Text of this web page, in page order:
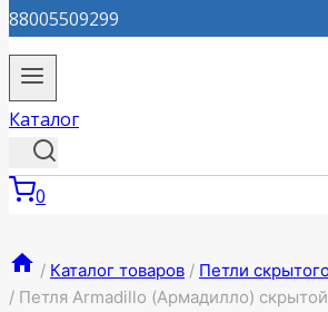
88005509299
Каталог
0
/ Каталог товаров / Петли
/ Петля Armadillo (Армадилло) скрытой